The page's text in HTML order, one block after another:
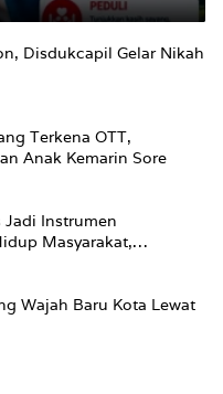
Disdukcapil Gelar Nikah
Terkena OTT,
Anak Kemarin Sore
Jadi Instrumen
Masyarakat,
Ditetapkan Pemkot
Wajah Baru Kota Lewat